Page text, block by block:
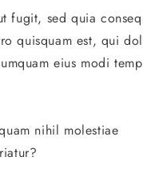
fugit, sed quia
quisquam est, qui
eius modi
nihil molestiae